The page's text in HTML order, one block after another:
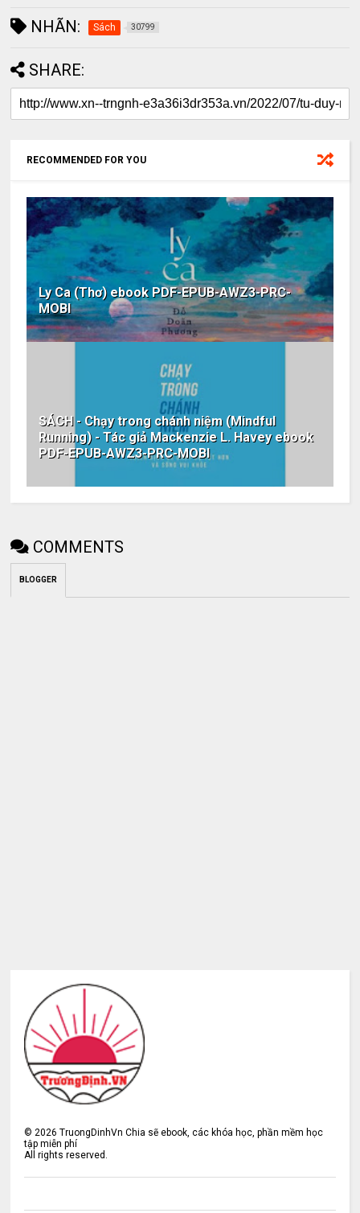
NHÃN: Sách 30799
SHARE:
RECOMMENDED FOR YOU
Ly Ca (Thơ) ebook PDF-EPUB-AWZ3-PRC-
MOBI
SÁCH - Chạy trong chánh niệm (Mindful
Running) - Tác giả Mackenzie L. Havey ebook
PDF-EPUB-AWZ3-PRC-MOBI
COMMENTS
BLOGGER
© 2026 TruongDinhVn Chia sẽ ebook, các khóa học, phần mềm học
tập miễn phí
All rights reserved.